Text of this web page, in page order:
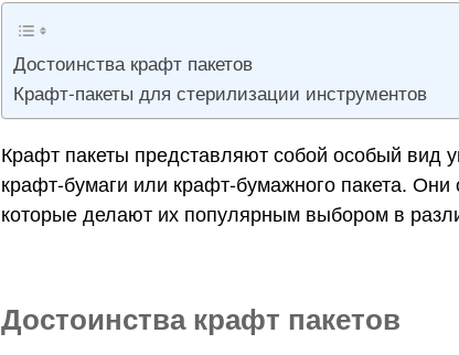
Достоинства крафт пакетов
Крафт-пакеты для стерилизации инструментов
Крафт пакеты представляют собой особый вид
крафт-бумаги или крафт-бумажного пакета.
которые делают их популярным выбором в
Достоинства крафт пакетов